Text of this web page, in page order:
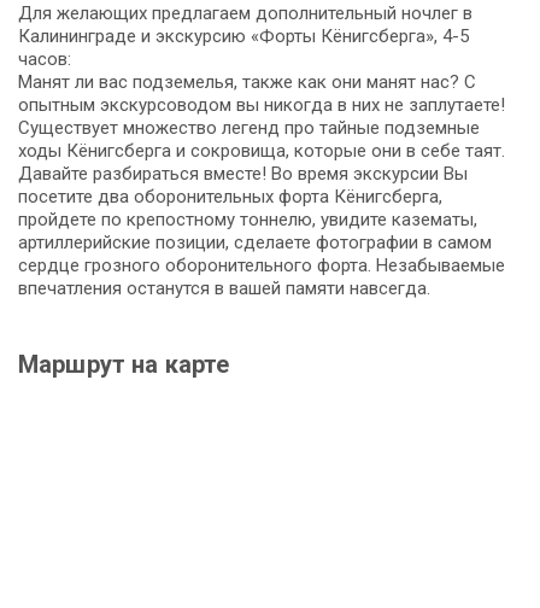
Для желающих предлагаем дополнительный ночлег в
Калининграде и экскурсию «Форты Кёнигсберга», 4-5
часов:
Манят ли вас подземелья, также как они манят нас? С
опытным экскурсоводом вы никогда в них не заплутаете!
Существует множество легенд про тайные подземные
ходы Кëнигсберга и сокровища, которые они в себе таят.
Давайте разбираться вместе! Во время экскурсии Вы
посетите два оборонительных форта Кёнигсберга,
пройдете по крепостному тоннелю, увидите казематы,
артиллерийские позиции, сделаете фотографии в самом
сердце грозного оборонительного форта. Незабываемые
впечатления останутся в вашей памяти навсегда.
Маршрут на карте